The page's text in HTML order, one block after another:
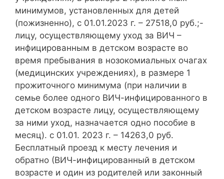
минимумов, установленных для детей
(пожизненно), с 01.01.2023 г. – 27518,0 руб.;-
лицу, осуществляющему уход за ВИЧ –
инфицированным в детском возрасте во
время пребывания в нозокомиальных очагах
(медицинских учреждениях), в размере 1
прожиточного минимума (при наличии в
семье более одного ВИЧ-инфицированного в
детском возрасте лицу, осуществляющему
за ними уход, назначается одно пособие в
месяц). с 01.01. 2023 г. – 14263,0 руб.
Бесплатный проезд к месту лечения и
обратно (ВИЧ-инфицированный в детском
возрасте и один из родителей или законный